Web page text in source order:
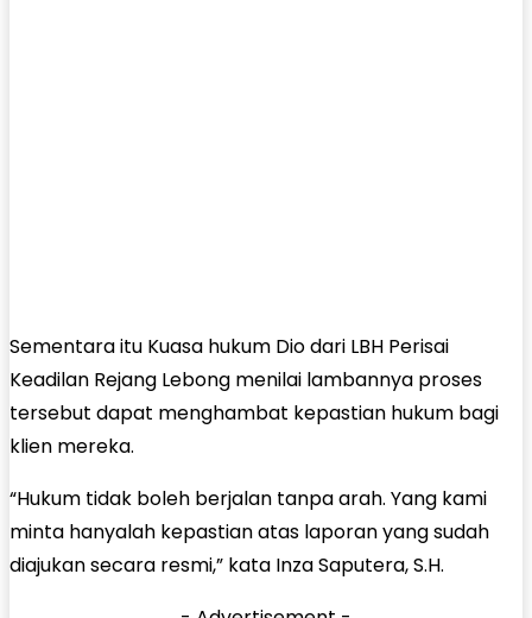
Sementara itu Kuasa hukum Dio dari LBH Perisai
Keadilan Rejang Lebong menilai lambannya proses
tersebut dapat menghambat kepastian hukum bagi
klien mereka.
“Hukum tidak boleh berjalan tanpa arah. Yang kami
minta hanyalah kepastian atas laporan yang sudah
diajukan secara resmi,” kata Inza Saputera, S.H.